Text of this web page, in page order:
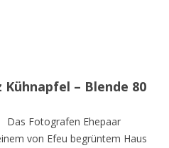
– Blende 80
Das Fotografen Ehepaar
von Efeu begrüntem Haus